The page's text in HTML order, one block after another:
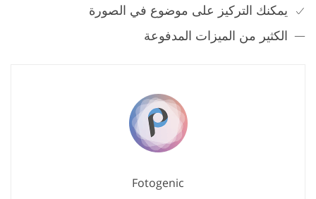
يمكنك التركيز على موضوع في الصورة
الكثير من الميزات المدفوعة
Fotogenic